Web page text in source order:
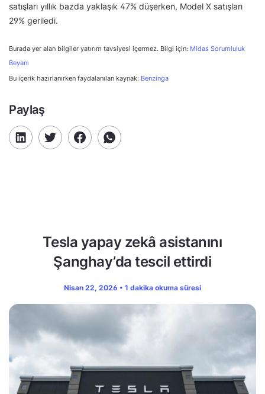
satışları yıllık bazda yaklaşık 47% düşerken, Model X satışları
29% geriledi.
Burada yer alan bilgiler yatırım tavsiyesi içermez. Bilgi için: Midas Sorumluluk
Beyanı
Bu içerik hazırlanırken faydalanılan kaynak: Benzinga
Paylaş
Tesla yapay zekâ asistanını
Şanghay’da tescil ettirdi
Nisan 22, 2026 • 1 dakika okuma süresi